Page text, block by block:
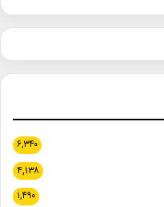
۶,۳۴۰
۴,۱۳۸
۱,۴۹۰